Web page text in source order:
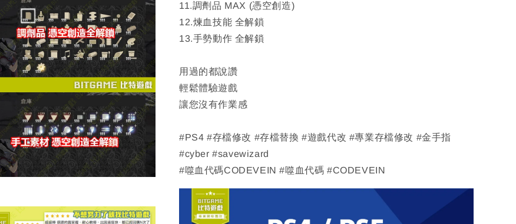
11.調劑品 MAX (憑空創造)
12.煉血技能 全解鎖
13.手勢動作 全解鎖
用過的都說讚
輕鬆體驗遊戲
讓您沒有作業感
#PS4 #存檔修改 #存檔替換 #遊戲代改 #專業存檔修改 #金手指
#cyber #savewizard
#噬血代碼CODEVEIN #噬血代碼 #CODEVEIN